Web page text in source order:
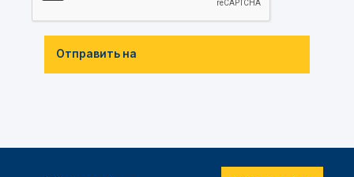
Отправить на